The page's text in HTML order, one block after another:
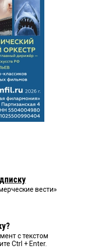
вести»
с текстом
Ctrl + Enter.